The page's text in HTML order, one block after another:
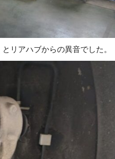
リアハブからの異音でした。